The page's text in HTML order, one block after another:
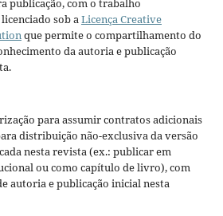
publicação, com o trabalho
sob aLicença Creative
que permite o compartilhamento do
da autoria e publicação
para assumir contratos adicionais
distribuição não-exclusiva da versão
nesta revista (ex.: publicar em
ou como capítulo de livro), com
autoria e publicação inicial nesta